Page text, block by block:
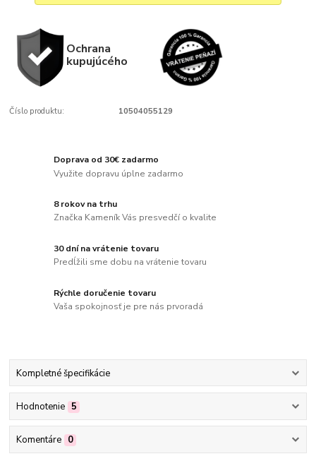
Ochrana
kupujúcého
Číslo produktu: 10504055129
Doprava od 30€ zadarmo
Využite dopravu úplne zadarmo
8 rokov na trhu
Značka Kameník Vás presvedčí o kvalite
30 dní na vrátenie tovaru
Predĺžili sme dobu na vrátenie tovaru
Rýchle doručenie tovaru
Vaša spokojnosť je pre nás prvoradá
Kompletné špecifikácie
Hodnotenie 5
Komentáre 0